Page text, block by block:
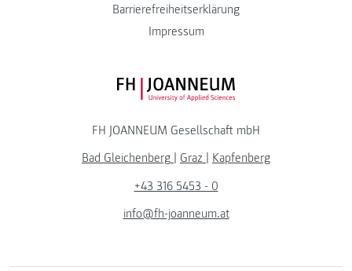
Barrierefreiheitserklärung
Impressum
FH JOANNEUM Logo
FH JOANNEUM Gesellschaft mbH
Bad Gleichenberg
Graz
Kapfenberg
+43 316 5453 - 0
info@fh-joanneum.at